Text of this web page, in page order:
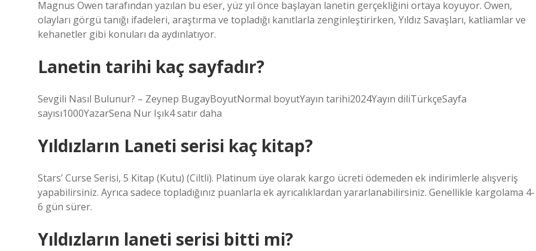
Magnus Owen tarafından yazılan bu eser, yüz yıl önce başlayan lanetin gerçekliğini ortaya koyuyor. Owen,
olayları görgü tanığı ifadeleri, araştırma ve topladığı kanıtlarla zenginleştirirken, Yıldız Savaşları, katliamlar ve
kehanetler gibi konuları da aydınlatıyor.
Lanetin tarihi kaç sayfadır?
Sevgili Nasıl Bulunur? – Zeynep BugayBoyutNormal boyutYayın tarihi2024Yayın diliTürkçeSayfa
sayısı1000YazarSena Nur Işık4 satır daha
Yıldızların Laneti serisi kaç kitap?
Stars’ Curse Serisi, 5 Kitap (Kutu) (Ciltli). Platinum üye olarak kargo ücreti ödemeden ek indirimlerle alışveriş
yapabilirsiniz. Ayrıca sadece topladığınız puanlarla ek ayrıcalıklardan yararlanabilirsiniz. Genellikle kargolama 4-
6 gün sürer.
Yıldızların laneti serisi bitti mi?